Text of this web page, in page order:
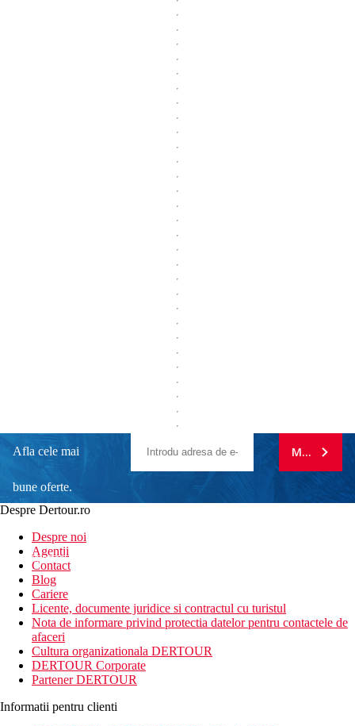
Afla cele mai
bune oferte.
newsletter!
MA
Despre Dertour.ro
Despre noi
Agentii
Contact
Blog
Cariere
Licente, documente juridice si contractul cu turistul
Nota de informare privind protectia datelor pentru contactele de
afaceri
Cultura organizationala DERTOUR
DERTOUR Corporate
Partener DERTOUR
Informatii pentru clienti